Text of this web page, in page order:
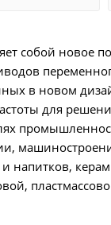
собой новое
в новом
для
напитков,